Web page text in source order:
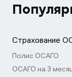
Страхование
Полис ОСАГО
ОСАГО на 3